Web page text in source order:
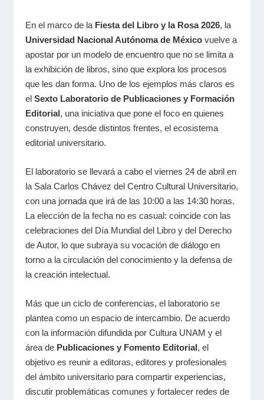
En el marco de la Fiesta del Libro y la Rosa 2026, la
Universidad Nacional Autónoma de Méxicovuelve a
apostar por un modelo de encuentro que no se limita a
la exhibición de libros, sino que explora los procesos
que les dan forma. Uno de los ejemplos más claros es
el Sexto Laboratorio de Publicaciones y Formación
Editorial, una iniciativa que pone el foco en quienes
construyen, desde distintos frentes, el ecosistema
editorial universitario.
El laboratorio se llevará a cabo el viernes 24 de abril en
la Sala Carlos Chávez del Centro Cultural Universitario,
con una jornada que irá de las 10:00 a las 14:30 horas.
La elección de la fecha no es casual: coincide con las
celebraciones del Día Mundial del Libro y del Derecho
de Autor, lo que subraya su vocación de diálogo en
torno a la circulación del conocimiento y la defensa de
la creación intelectual.
Más que un ciclo de conferencias, el laboratorio se
plantea como un espacio de intercambio. De acuerdo
con la información difundida por Cultura UNAM y el
área de Publicaciones y Fomento Editorial, el
objetivo es reunir a editoras, editores y profesionales
del ámbito universitario para compartir experiencias,
discutir problemáticas comunes y fortalecer redes de